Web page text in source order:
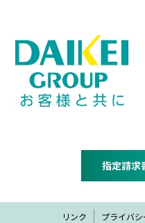
指定請求
リンク プライバ